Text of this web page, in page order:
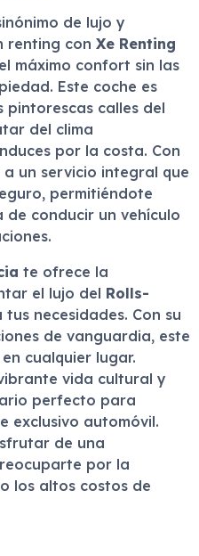
de lujo y
renting con Xe Renting
máximo confort sin las
Este coche es
calles del
del clima
por la costa. Con
un servicio integral que
permitiéndote
conducir un vehículo
te ofrece la
el lujo del Rolls-
necesidades. Con su
de vanguardia, este
cualquier lugar.
vida cultural y
perfecto para
exclusivo automóvil.
de una
por la
los altos costos de